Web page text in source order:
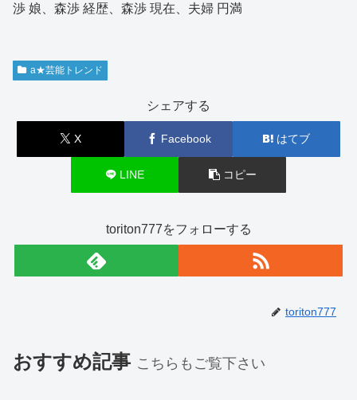
渉 娘、森渉 経歴、森渉 現在、夫婦 円満
a★芸能トレンド
シェアする
X Facebook はてブ
LINE コピー
toriton777をフォローする
toriton777
おすすめ記事 こちらもご覧下さい